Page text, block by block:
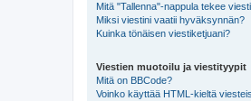
Mitä "Tallenna"-nappula tekee
Miksi viestini vaatii hyväksynnän?
Kuinka tönäisen viestiketjuani?
Viestien muotoilu ja viestityypit
Mitä on BBCode?
Voinko käyttää HTML-kieltä